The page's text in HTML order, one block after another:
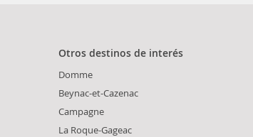
Otros destinos de interés
Domme
Beynac-et-Cazenac
Campagne
La Roque-Gageac